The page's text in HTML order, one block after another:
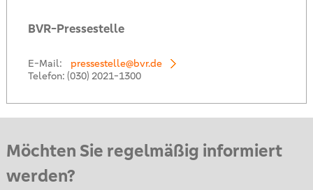
BVR-Pressestelle
E-Mail:
pressestelle@bvr.de
Telefon: (030) 2021-1300
Möchten Sie regelmäßig informiert
werden?